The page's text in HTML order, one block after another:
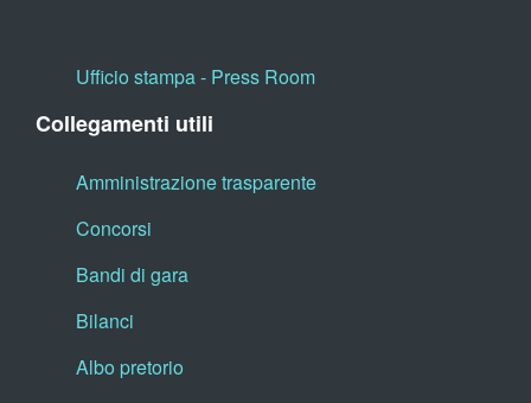
Ufficio stampa - Press Room
Collegamenti utili
Amministrazione trasparente
Concorsi
Bandi di gara
Bilanci
Albo pretorio